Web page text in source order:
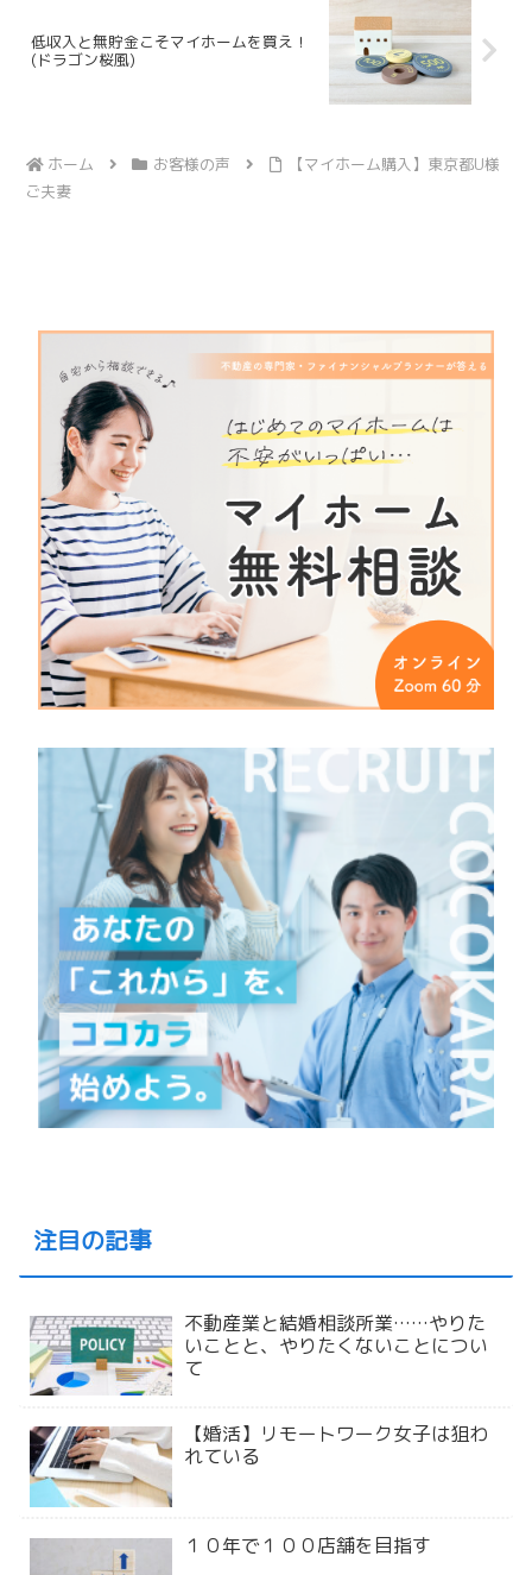
低収入と無貯金こそマイホームを買え！
(ドラゴン桜風)
ホーム お客様の声
【マイホーム購入】東京都U様
ご夫妻
注目の記事
不動産業と結婚相談所業……やりた
いことと、やりたくないことについ
て
【婚活】リモートワーク女子は狙わ
れている
１０年で１００店舗を目指す